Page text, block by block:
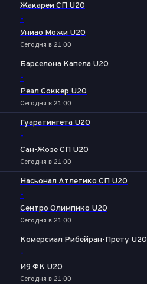
Жакареи СП U20
-
Униао Можи U20
Сегодня в 21:00
Барселона Капела U20
-
Реал Соккер U20
Сегодня в 21:00
Гуаратингета U20
-
Сан-Жозе СП U20
Сегодня в 21:00
Насьонал Атлетико СП U20
-
Сентро Олимпико U20
Сегодня в 21:00
Комерсиал Рибейран-Прету U20
-
И9 ФК U20
Сегодня в 21:00